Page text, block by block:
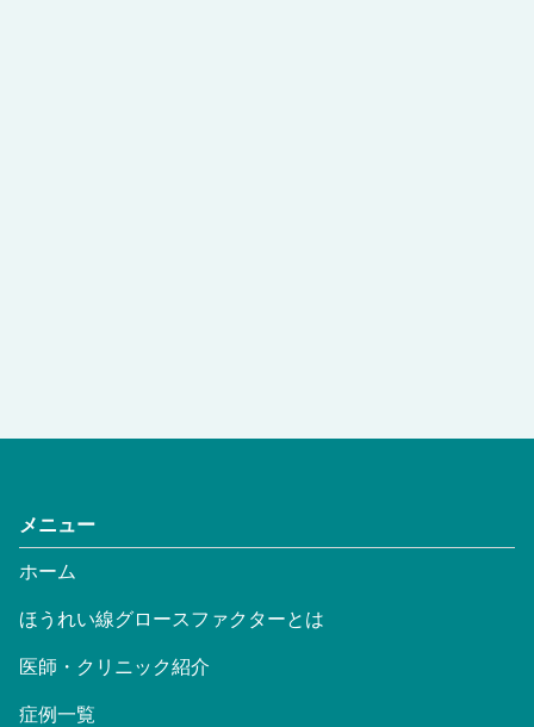
メニュー
ホーム
ほうれい線グロースファクターとは
医師・クリニック紹介
症例一覧